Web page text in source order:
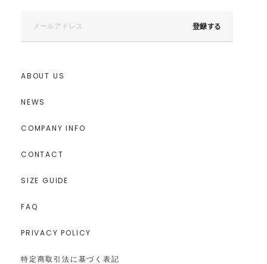
登録する
ABOUT US
NEWS
COMPANY INFO
CONTACT
SIZE GUIDE
FAQ
PRIVACY POLICY
特定商取引法に基づく表記